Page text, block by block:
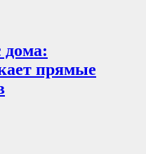
дома:
прямые